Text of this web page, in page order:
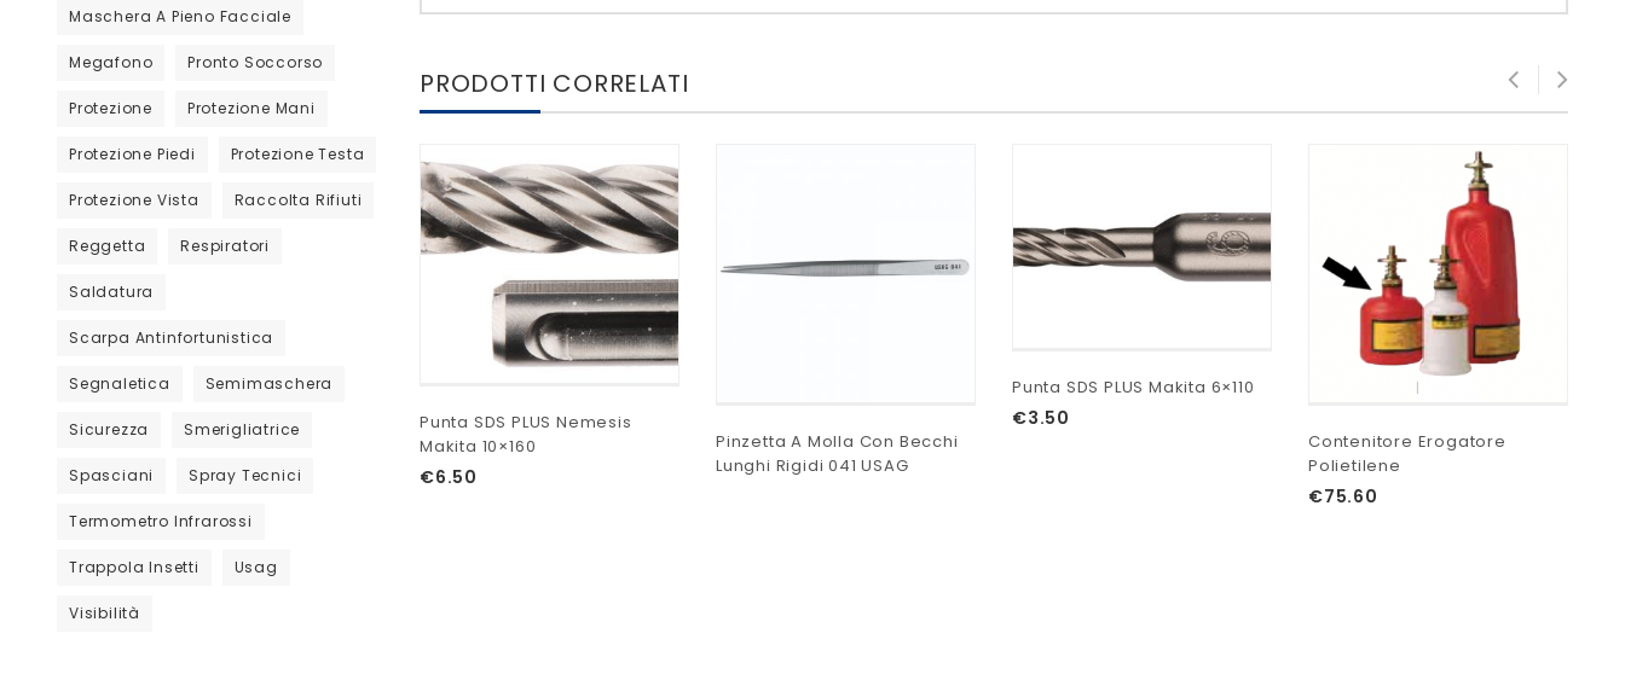
PRODOTTI CORRELATI
Punta SDS PLUS Nemesis
Makita 10×160
€6.50
Pinzetta A Molla Con Becchi
Lunghi Rigidi 041 USAG
Punta SDS PLUS Makita 6×110
€3.50
Contenitore Erogatore
Polietilene
€75.60
Maschera A Pieno Facciale
Megafono Pronto Soccorso
Protezione Protezione Mani
Protezione Piedi Protezione Testa
Protezione Vista Raccolta Rifiuti
Reggetta Respiratori
Saldatura
Scarpa Antinfortunistica
Segnaletica Semimaschera
Sicurezza Smerigliatrice
Spasciani Spray Tecnici
Termometro Infrarossi
Trappola Insetti Usag
Visibilità